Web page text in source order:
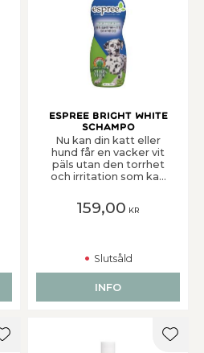
Espree Bright White
Schampo
Nu kan din katt eller
hund får en vacker vit
päls utan den torrhet
och irritation som kan
rengöringsmedel, som
många andra schampon
förstärka pälsens vita
lyster och rengöra från
smuts och oljor. Kan
159,00 KR
Slutsåld
INFO
Lägg till i favoriter